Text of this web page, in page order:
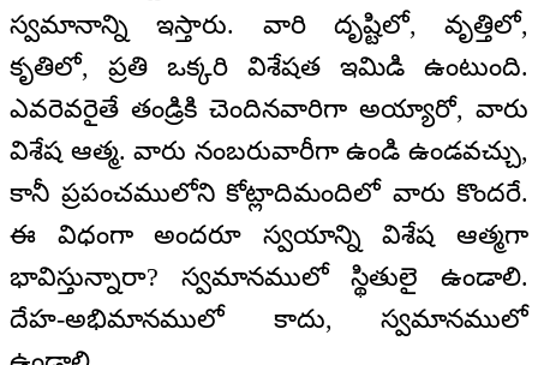
స్వమానాన్ని ఇస్తారు. వారి దృష్టిలో, వృత్తిలో,
కృతిలో, ప్రతి ఒక్కరి విశేషత ఇమిడి ఉంటుంది.
ఎవరెవరైతే తండ్రికి చెందినవారిగా అయ్యారో, వారు
విశేష ఆత్మ. వారు నంబరువారీగా ఉండి ఉండవచ్చు,
కానీ ప్రపంచములోని కోట్లాదిమందిలో వారు కొందరే.
ఈ విధంగా అందరూ స్వయాన్ని విశేష ఆత్మగా
భావిస్తున్నారా? స్వమానములో స్థితులై ఉండాలి.
దేహ-అభిమానములో కాదు, స్వమానములో